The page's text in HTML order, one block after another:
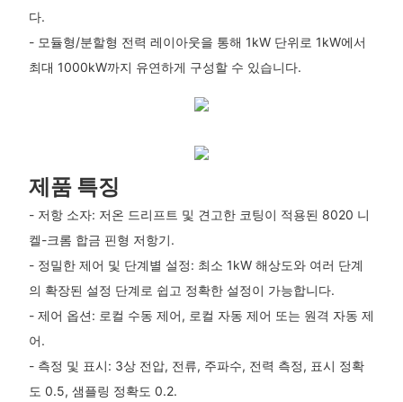
다.
- 모듈형/분할형 전력 레이아웃을 통해 1kW 단위로 1kW에서
최대 1000kW까지 유연하게 구성할 수 있습니다.
제품 특징
- 저항 소자: 저온 드리프트 및 견고한 코팅이 적용된 8020 니
켈-크롬 합금 핀형 저항기.
- 정밀한 제어 및 단계별 설정: 최소 1kW 해상도와 여러 단계
의 확장된 설정 단계로 쉽고 정확한 설정이 가능합니다.
- 제어 옵션: 로컬 수동 제어, 로컬 자동 제어 또는 원격 자동 제
어.
- 측정 및 표시: 3상 전압, 전류, 주파수, 전력 측정, 표시 정확
도 0.5, 샘플링 정확도 0.2.